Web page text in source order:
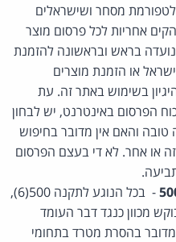
מסחר ושישראלים
אחריות לכל פרסום מוצר
בראש ובראשונה להזמנת
או הזמנת מוצרים
בשימוש באתר זה. עת
הפרסום באינטרנט, יש לבחון
והאם אין מדובר בחיפוש
או אחר. לא די בעצם הפרסום
- בכל הנוגע לתקנה 500(6),
מכוון כנגד דבר העומד
בהסרת מטרד בתחומי